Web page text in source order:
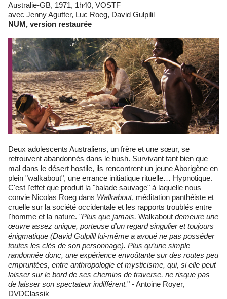
Australie-GB, 1971, 1h40, VOSTF
avec Jenny Agutter, Luc Roeg, David Gulpilil
NUM, version restaurée
Deux adolescents Australiens, un frère et une sœur, se
retrouvent abandonnés dans le bush. Survivant tant bien que
mal dans le désert hostile, ils rencontrent un jeune Aborigène en
plein "walkabout", une errance initiatique rituelle… Hypnotique.
C'est l'effet que produit la "balade sauvage" à laquelle nous
convie Nicolas Roeg dans Walkabout, méditation panthéiste et
cruelle sur la société occidentale et les rapports troublés entre
l'homme et la nature. "Plus que jamais, Walkabout demeure une
œuvre assez unique, porteuse d’un regard singulier et toujours
énigmatique (David Gulpilil lui-même a avoué ne pas posséder
toutes les clés de son personnage). Plus qu’une simple
randonnée donc, une expérience envoûtante sur des routes peu
empruntées, entre anthropologie et mysticisme, qui, si elle peut
laisser sur le bord de ses chemins de traverse, ne risque pas
de laisser son spectateur indifférent." - Antoine Royer,
DVDClassik